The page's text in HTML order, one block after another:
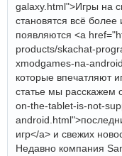
galaxy.html">Игры на
становятся всё
появляются <a
products/skachat-
xmodgames-na-
которые впечатляют
статье мы расскажем
on-the-tablet-is-not-
игр</a> и свежих
Недавно компания